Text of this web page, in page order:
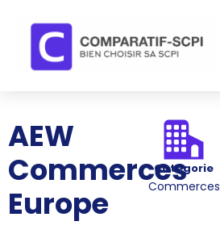
AEW
Commerces
Europe
Catégorie
Commerces